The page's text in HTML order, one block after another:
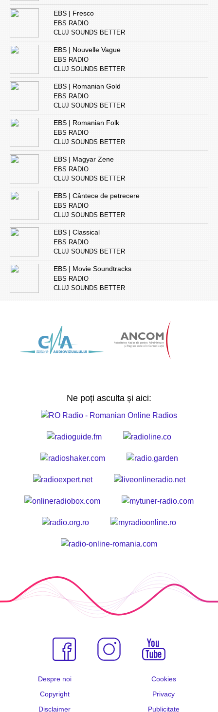
EBS | Fresco
EBS RADIO
CLUJ SOUNDS BETTER
EBS | Nouvelle Vague
EBS RADIO
CLUJ SOUNDS BETTER
EBS | Romanian Gold
EBS RADIO
CLUJ SOUNDS BETTER
EBS | Romanian Folk
EBS RADIO
CLUJ SOUNDS BETTER
EBS | Magyar Zene
EBS RADIO
CLUJ SOUNDS BETTER
EBS | Cântece de petrecere
EBS RADIO
CLUJ SOUNDS BETTER
EBS | Classical
EBS RADIO
CLUJ SOUNDS BETTER
EBS | Movie Soundtracks
EBS RADIO
CLUJ SOUNDS BETTER
Ne poți asculta și aici:
Despre noi
Cookies
Copyright
Privacy
Disclaimer
Publicitate